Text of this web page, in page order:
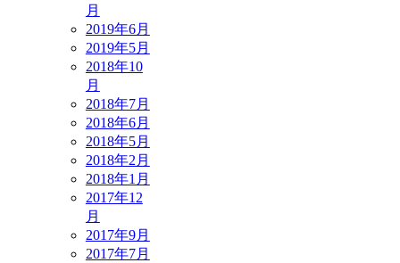
月
2019年6月
2019年5月
2018年10
月
2018年7月
2018年6月
2018年5月
2018年2月
2018年1月
2017年12
月
2017年9月
2017年7月